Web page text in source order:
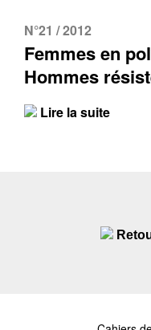
N°21 / 2012
Femmes en
Hommes
Lire la suite